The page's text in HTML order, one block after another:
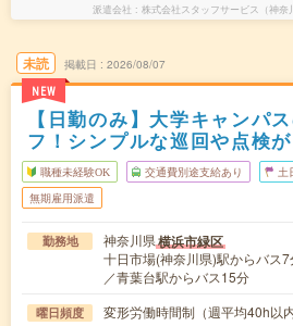
派遣会社 株式会社スタッフサービス（神奈
未読
NEW
掲載日 2026/08/07
【日勤のみ】大学キャンパ
フ！シンプルな巡回や点検が
職種未経験OK 交通費別途支給あり 土
無期雇用派遣
勤務地 神奈川県横浜市緑区
十日市場(神奈川県)駅からバス
／青葉台駅からバス15分
曜日頻度 変形労働時間制（週平均40h以内